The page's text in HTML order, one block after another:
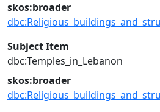
skos:broader
Subject Item
dbc:Temples_in_Lebanon
skos:broader